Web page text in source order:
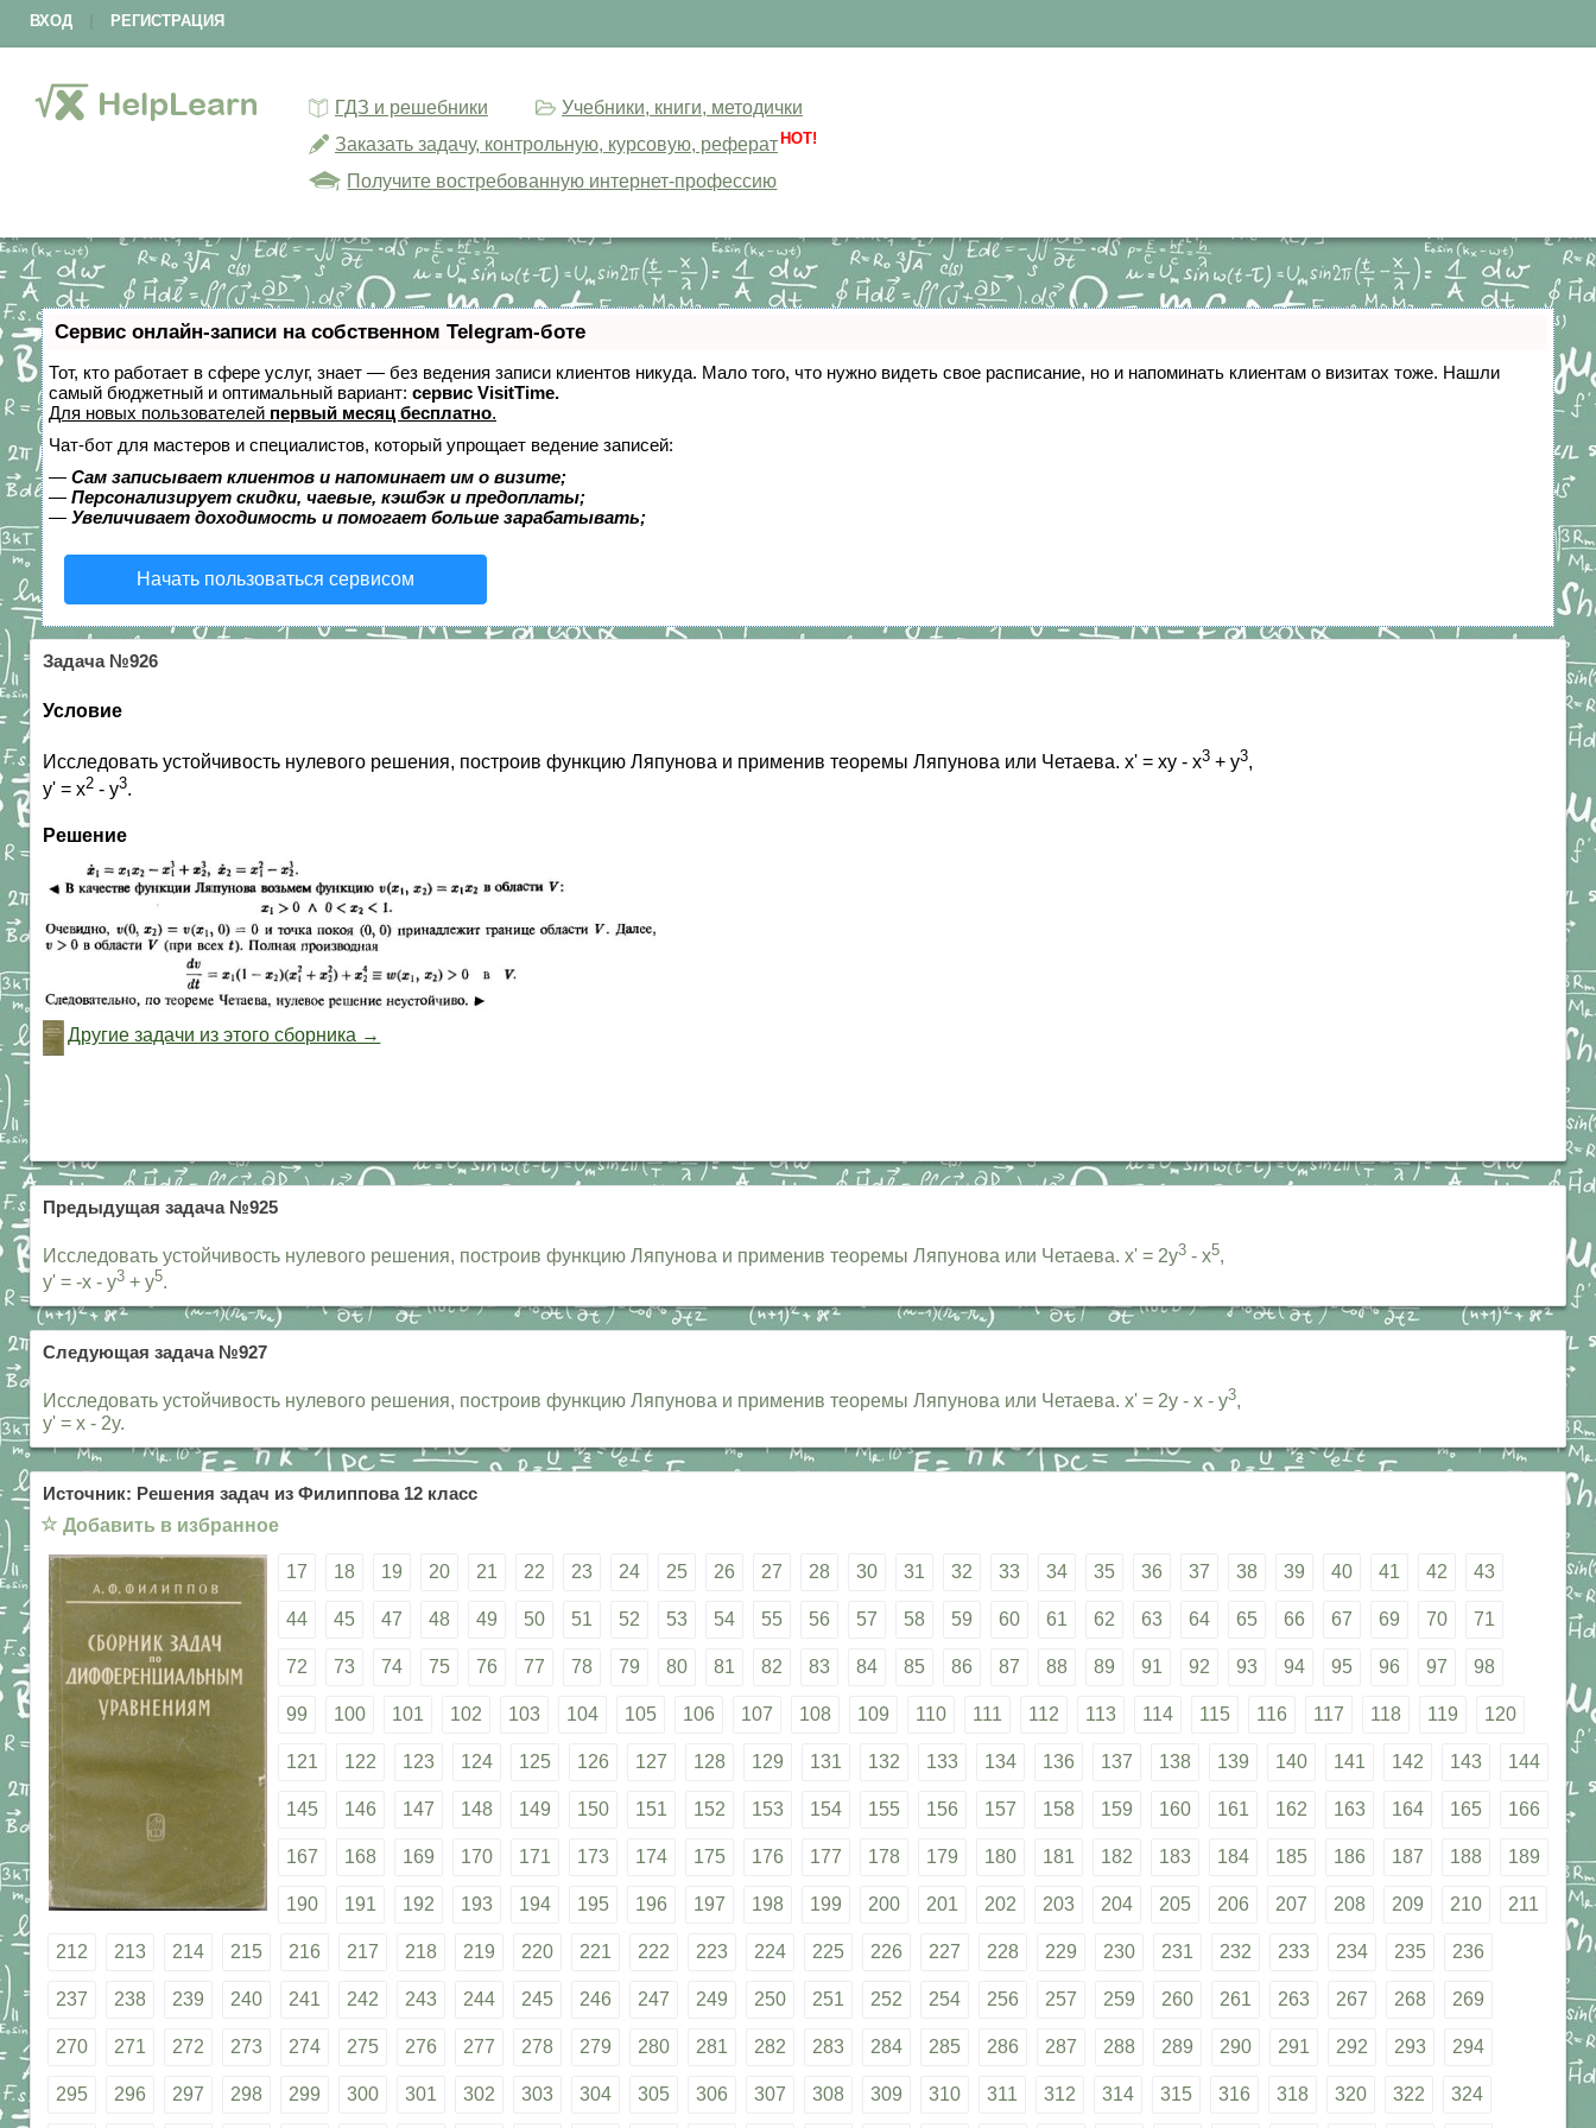
ВХОД РЕГИСТРАЦИЯ
ГДЗ и решебники
Учебники, книги, методички
Заказать задачу, контрольную, курсовую, реферат HOT!
Получите востребованную интернет-профессию
Сервис онлайн-записи на собственном Telegram-боте
Тот, кто работает в сфере услуг, знает — без ведения записи клиентов никуда. Мало того, что нужно видеть свое расписание, но и напоминать клиентам о визитах тоже. Нашли
самый бюджетный и оптимальный вариант: сервис VisitTime.
Для новых пользователей первый месяц бесплатно.
Чат-бот для мастеров и специалистов, который упрощает ведение записей:
— Сам записывает клиентов и напоминает им о визите;
— Персонализирует скидки, чаевые, кэшбэк и предоплаты;
— Увеличивает доходимость и помогает больше зарабатывать;
Начать пользоваться сервисом
Задача №926
Условие
Исследовать устойчивость нулевого решения, построив функцию Ляпунова и применив теоремы Ляпунова или Четаева. x' = xy - x3 + y3,
y' = x2 - y3.
Решение
Другие задачи из этого сборника →
Предыдущая задача №925
Исследовать устойчивость нулевого решения, построив функцию Ляпунова и применив теоремы Ляпунова или Четаева. x' = 2y3 - x5,
y' = -x - y3 + y5.
Следующая задача №927
Исследовать устойчивость нулевого решения, построив функцию Ляпунова и применив теоремы Ляпунова или Четаева. x' = 2y - x - y3,
y' = x - 2y.
Источник: Решения задач из Филиппова 12 класс
☆ Добавить в избранное
17 18 19 20 21 22 23 24 25 26 27 28 30 31 32 33 34 35 36 37 38 39 40 41 42 43
44 45 47 48 49 50 51 52 53 54 55 56 57 58 59 60 61 62 63 64 65 66 67 69 70 71
72 73 74 75 76 77 78 79 80 81 82 83 84 85 86 87 88 89 91 92 93 94 95 96 97 98
99 100 101 102 103 104 105 106 107 108 109 110 111 112 113 114 115 116 117 118 119 120
121 122 123 124 125 126 127 128 129 131 132 133 134 136 137 138 139 140 141 142 143 144
145 146 147 148 149 150 151 152 153 154 155 156 157 158 159 160 161 162 163 164 165 166
167 168 169 170 171 173 174 175 176 177 178 179 180 181 182 183 184 185 186 187 188 189
190 191 192 193 194 195 196 197 198 199 200 201 202 203 204 205 206 207 208 209 210 211
212 213 214 215 216 217 218 219 220 221 222 223 224 225 226 227 228 229 230 231 232 233 234 235 236
237 238 239 240 241 242 243 244 245 246 247 249 250 251 252 254 256 257 259 260 261 263 267 268 269
270 271 272 273 274 275 276 277 278 279 280 281 282 283 284 285 286 287 288 289 290 291 292 293 294
295 296 297 298 299 300 301 302 303 304 305 306 307 308 309 310 311 312 314 315 316 318 320 322 324